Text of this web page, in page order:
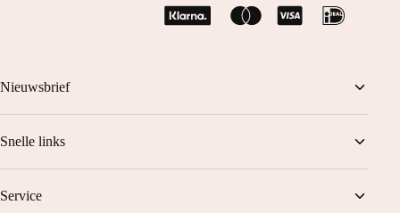
Nieuwsbrief
Mis niets! Schrijf je in en ontvang 1 tot 2 keer per maand korting,
Snelle links
Behandelingen
Service